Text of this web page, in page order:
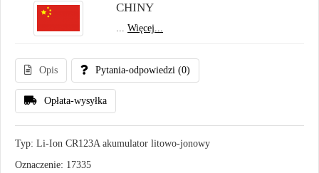
CHINY
... Więcej...
Opis Pytania-odpowiedzi (0)
Opłata-wysyłka
Typ: Li-Ion CR123A akumulator litowo-jonowy
Oznaczenie: 17335